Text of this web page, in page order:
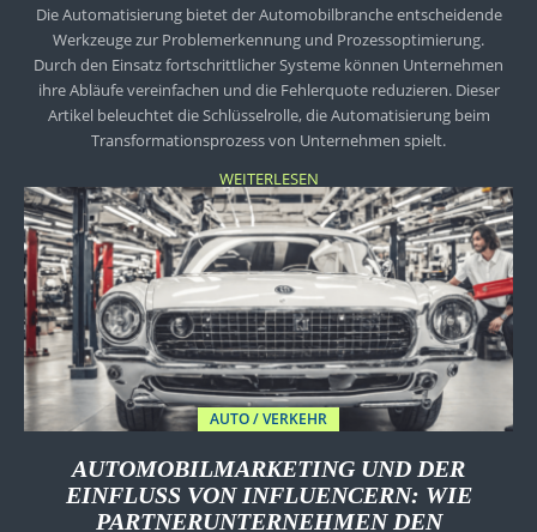
Die Automatisierung bietet der Automobilbranche entscheidende
Werkzeuge zur Problemerkennung und Prozessoptimierung.
Durch den Einsatz fortschrittlicher Systeme können Unternehmen
ihre Abläufe vereinfachen und die Fehlerquote reduzieren. Dieser
Artikel beleuchtet die Schlüsselrolle, die Automatisierung beim
Transformationsprozess von Unternehmen spielt.
WEITERLESEN
AUTO / VERKEHR
AUTOMOBILMARKETING UND DER
EINFLUSS VON INFLUENCERN: WIE
PARTNERUNTERNEHMEN DEN